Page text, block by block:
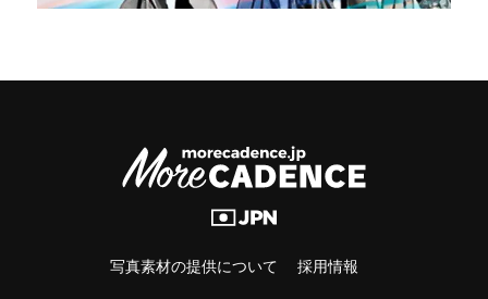
写真素材の提供について 採用情報